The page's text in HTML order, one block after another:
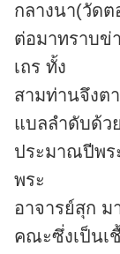
กลางนา(วัดต
ต่อมาทราบข่
เถร ทั้ง
สามท่านจึงต
แบลลำดับด้ว
ประมาณปีพร
พระ
อาจารย์สุก
คณะซึ่งเป็นเ